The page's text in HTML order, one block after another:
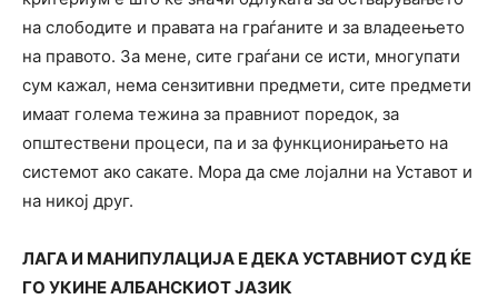
на слободите и правата на граѓаните и за владеењето
на правото. За мене, сите граѓани се исти, многупати
сум кажал, нема сензитивни предмети, сите предмети
имаат голема тежина за правниот поредок, за
општествени процеси, па и за функционирањето на
системот ако сакате. Мора да сме лојални на Уставот и
на никој друг.
ЛАГА И МАНИПУЛАЦИЈА Е ДЕКА УСТАВНИОТ СУД ЌЕ
ГО УКИНЕ АЛБАНСКИОТ ЈАЗИК